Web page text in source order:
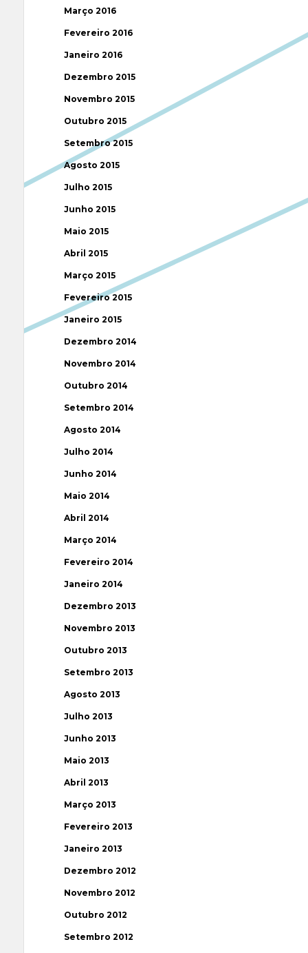
Março 2016
Fevereiro 2016
Janeiro 2016
Dezembro 2015
Novembro 2015
Outubro 2015
Setembro 2015
Agosto 2015
Julho 2015
Junho 2015
Maio 2015
Abril 2015
Março 2015
Fevereiro 2015
Janeiro 2015
Dezembro 2014
Novembro 2014
Outubro 2014
Setembro 2014
Agosto 2014
Julho 2014
Junho 2014
Maio 2014
Abril 2014
Março 2014
Fevereiro 2014
Janeiro 2014
Dezembro 2013
Novembro 2013
Outubro 2013
Setembro 2013
Agosto 2013
Julho 2013
Junho 2013
Maio 2013
Abril 2013
Março 2013
Fevereiro 2013
Janeiro 2013
Dezembro 2012
Novembro 2012
Outubro 2012
Setembro 2012